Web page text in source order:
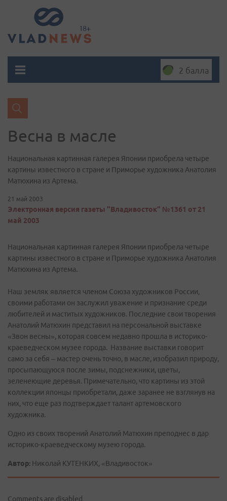
2 балла
Весна в масле
Национальная картинная галерея Японии приобрела четыре
картины известного в стране и Приморье художника Анатолия
Матюхина из Артема.
21 май 2003
Электронная версия газеты "Владивосток" №1361 от 21
май 2003
Национальная картинная галерея Японии приобрела четыре
картины известного в стране и Приморье художника Анатолия
Матюхина из Артема.
Наш земляк является членом Союза художников России,
своими работами он заслужил уважение и признание среди
любителей и маститых художников. Последние свои творения
Анатолий Матюхин представил на персональной выставке
«Звон весны», которая совсем недавно прошла в историко-
краеведческом музее города. Название выставки говорит
само за себя – мастер очень точно, в масле, изобразил природу,
просыпающуюся после зимы, подснежники, цветы,
зеленеющие деревья. Примечательно, что картины из этой
коллекции японцы приобретали, даже заранее не взглянув на
них, что еще раз подтверждает талант артемовского
художника.
Одно из своих творений Анатолий Матюхин преподнес в дар
историко-краеведческому музею города.
Автор: Николай КУТЕНКИХ, «Владивосток»
Comments are disabled